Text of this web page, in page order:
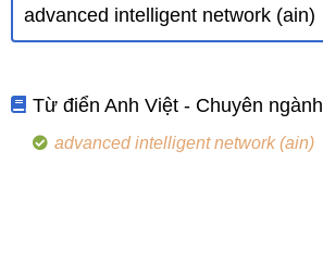
Từ điển Anh Việt - Chuyên ngành
advanced intelligent network (ain)